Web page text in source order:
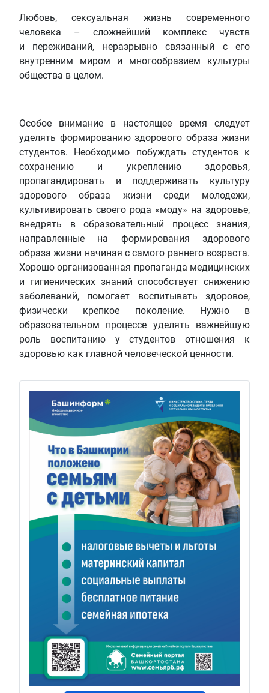
Любовь, сексуальная жизнь современного
человека – сложнейший комплекс чувств
и переживаний, неразрывно связанный с его
внутренним миром и многообразием культуры
общества в целом.
Особое внимание в настоящее время следует
уделять формированию здорового образа жизни
студентов. Необходимо побуждать студентов к
сохранению и укреплению здоровья,
пропагандировать и поддерживать культуру
здорового образа жизни среди молодежи,
культивировать своего рода «моду» на здоровье,
внедрять в образовательный процесс знания,
направленные на формирования здорового
образа жизни начиная с самого раннего возраста.
Хорошо организованная пропаганда медицинских
и гигиенических знаний способствует снижению
заболеваний, помогает воспитывать здоровое,
физически крепкое поколение. Нужно в
образовательном процессе уделять важнейшую
роль воспитанию у студентов отношения к
здоровью как главной человеческой ценности.